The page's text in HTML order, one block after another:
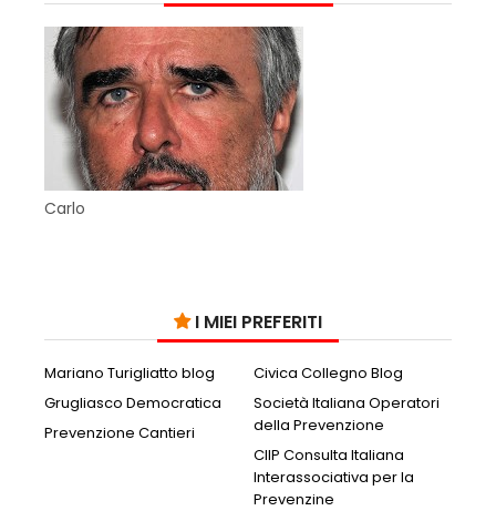
Carlo
I MIEI PREFERITI
Mariano Turigliatto blog
Civica Collegno Blog
Grugliasco Democratica
Società Italiana Operatori
della Prevenzione
Prevenzione Cantieri
CIIP Consulta Italiana
Interassociativa per la
Prevenzine